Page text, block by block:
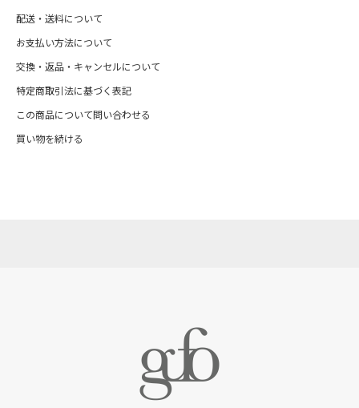
配送・送料について
お支払い方法について
交換・返品・キャンセルについて
特定商取引法に基づく表記
この商品について問い合わせる
買い物を続ける